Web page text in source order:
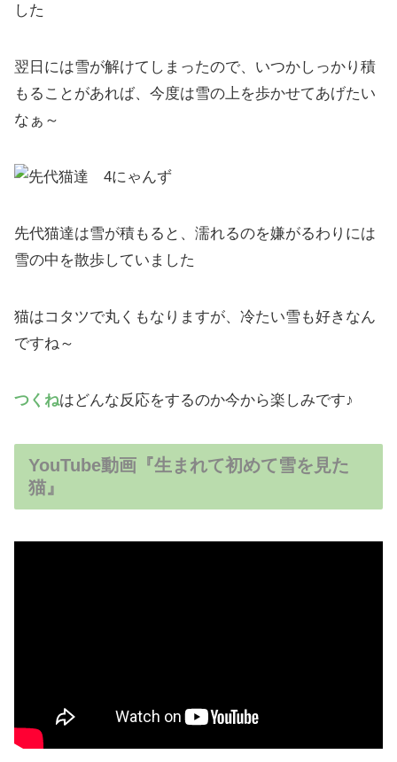
した
翌日には雪が解けてしまったので、いつかしっかり積
もることがあれば、今度は雪の上を歩かせてあげたい
なぁ～
先代猫達は雪が積もると、濡れるのを嫌がるわりには
雪の中を散歩していました
猫はコタツで丸くもなりますが、冷たい雪も好きなん
ですね～
つくねはどんな反応をするのか今から楽しみです♪
YouTube動画『生まれて初めて雪を見た
猫』